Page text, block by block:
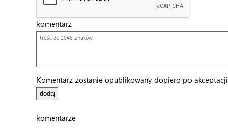
komentarz
Komentarz zostanie opublikowany dopiero po
komentarze